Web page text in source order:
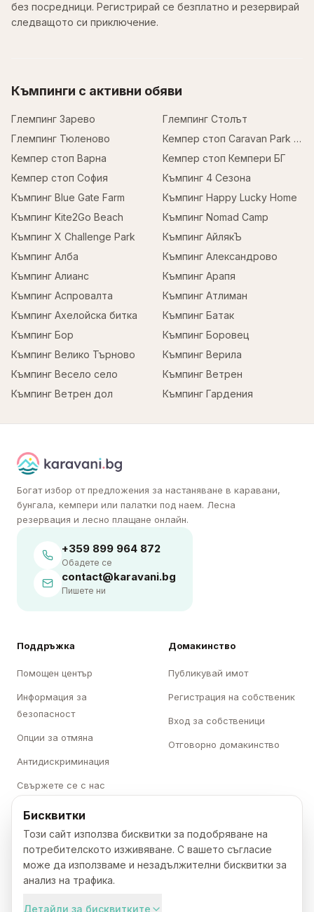
без посредници. Регистрирай се безплатно и резервирай
следващото си приключение.
Къмпинги с активни обяви
Глемпинг Зарево
Глемпинг Столът
Глемпинг Тюленово
Кемпер стоп Caravan Park Sofia
Кемпер стоп Варна
Кемпер стоп Кемпери БГ
Кемпер стоп София
Къмпинг 4 Сезона
Къмпинг Blue Gate Farm
Къмпинг Happy Lucky Home
Къмпинг Kite2Go Beach
Къмпинг Nomad Camp
Къмпинг X Challenge Park
Къмпинг АйлякЪ
Къмпинг Алба
Къмпинг Александрово
Къмпинг Алианс
Къмпинг Арапя
Къмпинг Аспровалта
Къмпинг Атлиман
Къмпинг Ахелойска битка
Къмпинг Батак
Къмпинг Бор
Къмпинг Боровец
Къмпинг Велико Търново
Къмпинг Верила
Къмпинг Весело село
Къмпинг Ветрен
Къмпинг Ветрен дол
Къмпинг Гардения
Богат избор от предложения за настаняване в каравани,
бунгала, кемпери или палатки под наем. Лесна
резервация и лесно плащане онлайн.
+359 899 964 872
Обадете се
contact@karavani.bg
Пишете ни
Поддръжка
Помощен център
Информация за
безопасност
Опции за отмяна
Антидискриминация
Свържете се с нас
Домакинство
Публикувай имот
Регистрация на собственик
Вход за собственици
Отговорно домакинство
Категории
Къмпинги
Каравани
За нас
Бисквитки
Този сайт използва бисквитки за подобряване на
потребителското изживяване. С вашето съгласие
може да използваме и незадължителни бисквитки за
анализ на трафика.
Детайли за бисквитките